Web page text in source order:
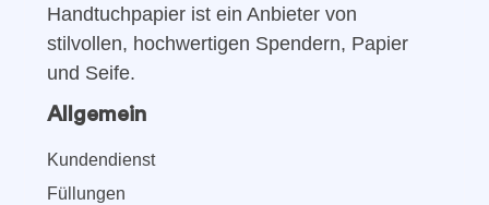
Handtuchpapier ist ein Anbieter von
stilvollen, hochwertigen Spendern, Papier
und Seife.
Allgemein
Kundendienst
Füllungen